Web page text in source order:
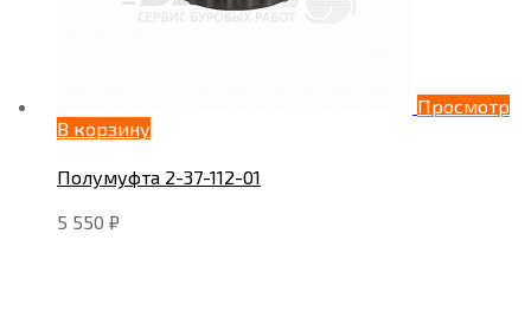
Просмотр
В корзину
Полумуфта 2-37-112-01
5 550 ₽